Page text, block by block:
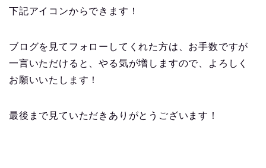
下記アイコンからできます！
ブログを見てフォローしてくれた方は、お手数ですが
一言いただけると、やる気が増しますので、よろしく
お願いいたします！
最後まで見ていただきありがとうございます！